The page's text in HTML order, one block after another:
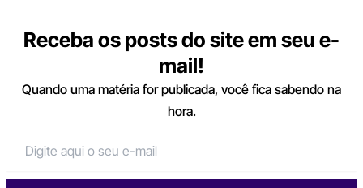
Receba os posts do site em seu e-
mail!
Quando uma matéria for publicada, você fica sabendo na
hora.